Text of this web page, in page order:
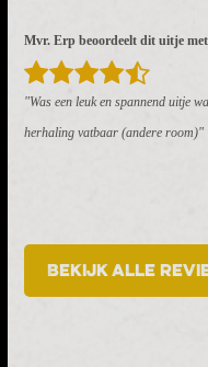
Mvr. Erp beoordeelt dit uitje met
"Was een leuk en spannend uitje
herhaling vatbaar (andere room)"
Bekijk alle